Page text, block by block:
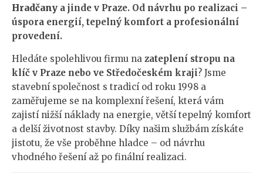
Hradčany a jinde v Praze. Od návrhu po realizaci –
úspora energií, tepelný komfort a profesionální
provedení.
Hledáte spolehlivou firmu na zateplení stropu na
klíč v Praze nebo ve Středočeském kraji ? Jsme
stavební společnost s tradicí od roku 1998 a
zaměřujeme se na komplexní řešení, která vám
zajistí nižší náklady na energie, větší tepelný komfort
a delší životnost stavby. Díky našim službám získáte
jistotu, že vše proběhne hladce – od návrhu
vhodného řešení až po finální realizaci.